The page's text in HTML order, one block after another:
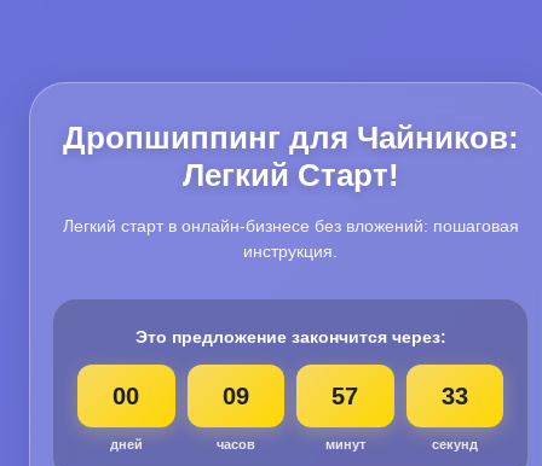
Дропшиппинг для Чайников:
Легкий Старт!
Легкий старт в онлайн-бизнесе без вложений: пошаговая
инструкция.
Это предложение закончится через:
00
дней
09
часов
57
минут
31
секунд